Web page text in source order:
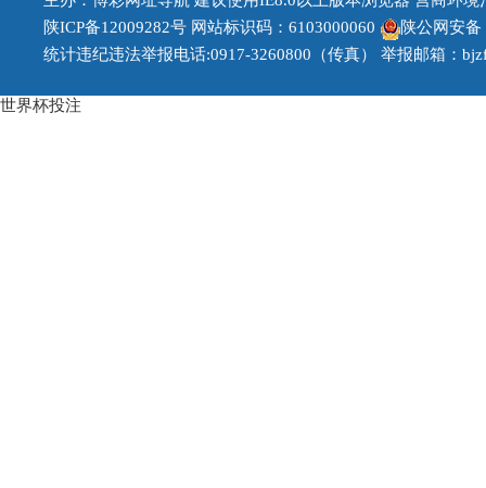
陕ICP备12009282号 网站标识码：6103000060
陕公网安备
统计违纪违法举报电话:0917-3260800（传真） 举报邮箱：
世界杯投注